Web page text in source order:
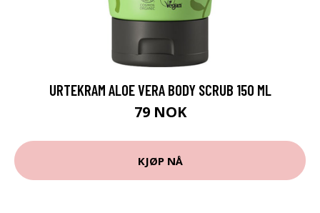
URTEKRAM ALOE VERA BODY SCRUB 150 ML
79 NOK
KJØP NÅ